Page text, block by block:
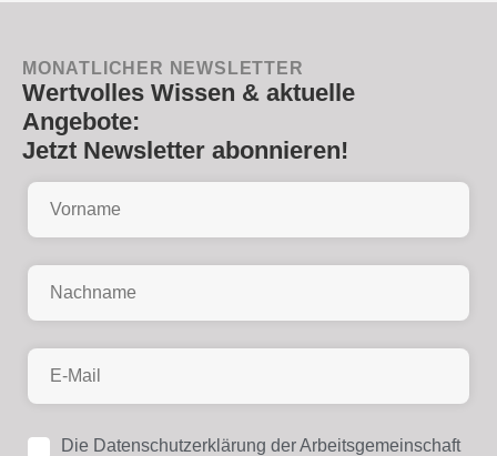
MONATLICHER NEWSLETTER
Wertvolles Wissen & aktuelle
Angebote:
Jetzt Newsletter abonnieren!
Die Datenschutzerklärung der Arbeitsgemeinschaft